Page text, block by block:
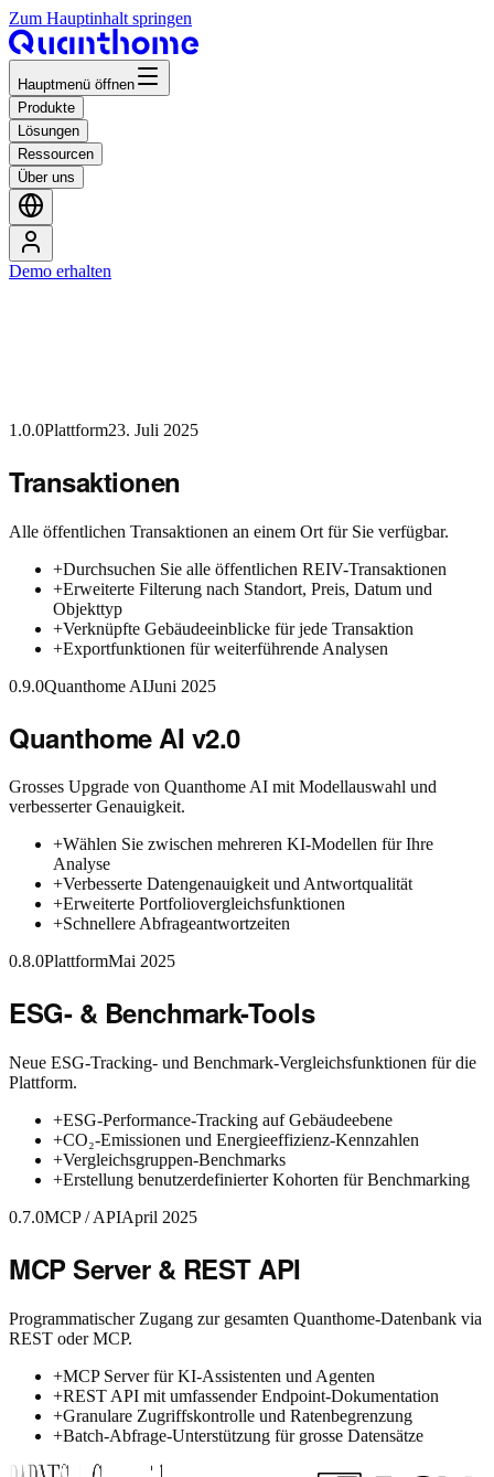
Zum Hauptinhalt springen
Hauptmenü öffnen
Produkte
Lösungen
Ressourcen
Über uns
Demo erhalten
1.0.0Plattform23. Juli 2025
Transaktionen
Alle öffentlichen Transaktionen an einem Ort für Sie verfügbar.
+Durchsuchen Sie alle öffentlichen REIV-Transaktionen
+Erweiterte Filterung nach Standort, Preis, Datum und
Objekttyp
+Verknüpfte Gebäudeeinblicke für jede Transaktion
+Exportfunktionen für weiterführende Analysen
0.9.0Quanthome AIJuni 2025
Quanthome AI v2.0
Grosses Upgrade von Quanthome AI mit Modellauswahl und
verbesserter Genauigkeit.
+Wählen Sie zwischen mehreren KI-Modellen für Ihre
Analyse
+Verbesserte Datengenauigkeit und Antwortqualität
+Erweiterte Portfoliovergleichsfunktionen
+Schnellere Abfrageantwortzeiten
0.8.0PlattformMai 2025
ESG- & Benchmark-Tools
Neue ESG-Tracking- und Benchmark-Vergleichsfunktionen für die
Plattform.
+ESG-Performance-Tracking auf Gebäudeebene
+CO₂-Emissionen und Energieeffizienz-Kennzahlen
+Vergleichsgruppen-Benchmarks
+Erstellung benutzerdefinierter Kohorten für Benchmarking
0.7.0MCP / APIApril 2025
MCP Server & REST API
Programmatischer Zugang zur gesamten Quanthome-Datenbank via
REST oder MCP.
+MCP Server für KI-Assistenten und Agenten
+REST API mit umfassender Endpoint-Dokumentation
+Granulare Zugriffskontrolle und Ratenbegrenzung
+Batch-Abfrage-Unterstützung für grosse Datensätze